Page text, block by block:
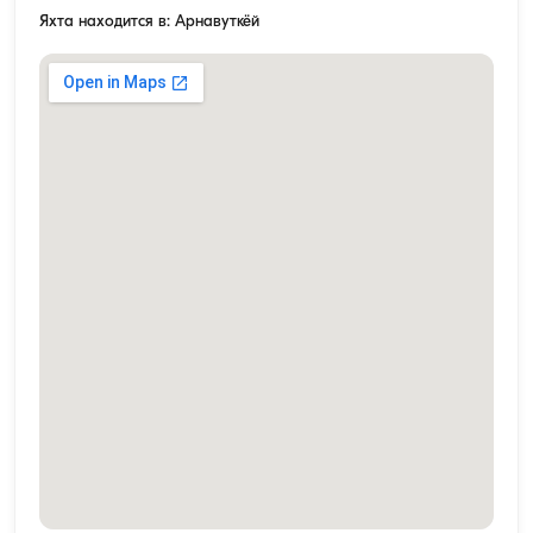
Яхта находится в: Арнавуткёй